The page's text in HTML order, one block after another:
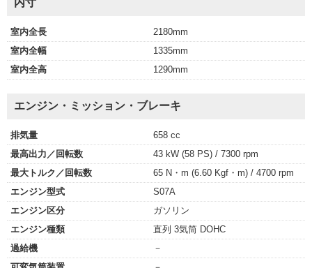
室内全長
2180mm
室内全幅
1335mm
室内全高
1290mm
エンジン・ミッション・ブレーキ
排気量
658 cc
最高出力／回転数
43 kW (58 PS) / 7300 rpm
最大トルク／回転数
65 N・m (6.60 Kgf・m) / 4700 rpm
エンジン型式
S07A
エンジン区分
ガソリン
エンジン種類
直列 3気筒 DOHC
過給機
－